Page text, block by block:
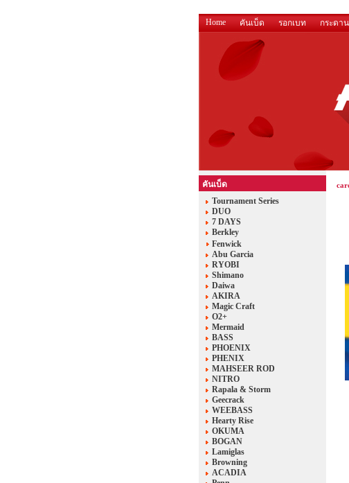
Home คันเบ็ด รอกเบท กระดาน
คันเบ็ด
Tournament Series
DUO
7 DAYS
Berkley
Fenwick
Abu Garcia
RYOBI
Shimano
Daiwa
AKIRA
Magic Craft
O2+
Mermaid
BASS
PHOENIX
PHENIX
MAHSEER ROD
NITRO
Rapala & Storm
Geecrack
WEEBASS
Hearty Rise
OKUMA
BOGAN
Lamiglas
Browning
ACADIA